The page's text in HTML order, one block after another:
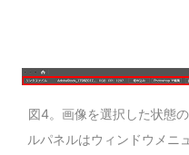
図4。画像を選択した状態
ルパネルはウィンドウメニ